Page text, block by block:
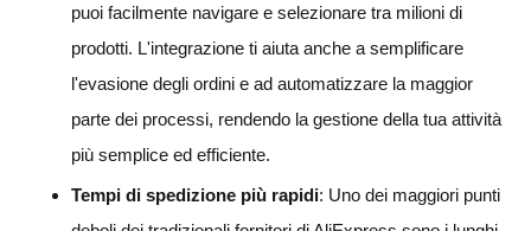
puoi facilmente navigare e selezionare tra milioni di
prodotti. L'integrazione ti aiuta anche a semplificare
l'evasione degli ordini e ad automatizzare la maggior
parte dei processi, rendendo la gestione della tua attività
più semplice ed efficiente.
Tempi di spedizione più rapidi: Uno dei maggiori punti